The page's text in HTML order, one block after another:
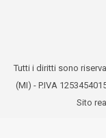
Tutti i diritti sono
(MI) - P.IVA
Sito